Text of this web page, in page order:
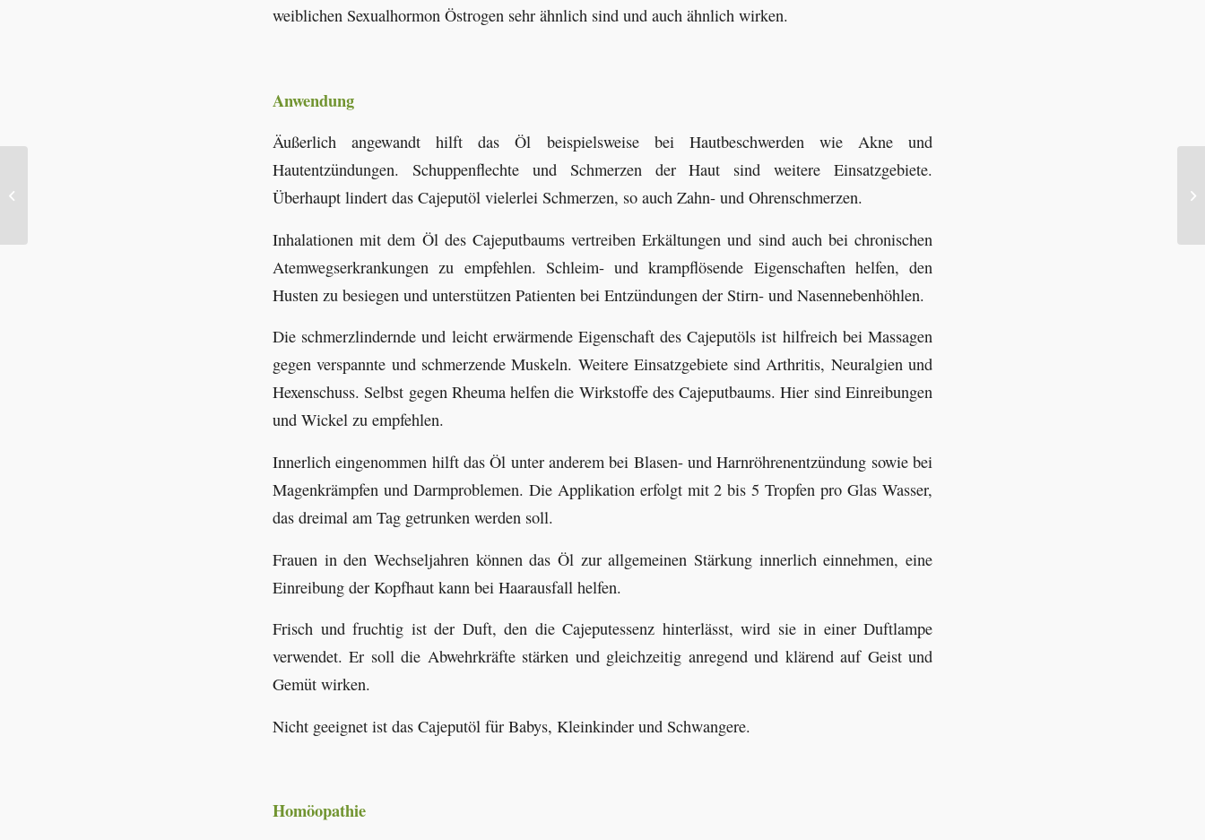
weiblichen Sexualhormon Östrogen sehr ähnlich sind und auch ähnlich wirken.
Anwendung
Äußerlich angewandt hilft das Öl beispielsweise bei Hautbeschwerden wie Akne und
Hautentzündungen. Schuppenflechte und Schmerzen der Haut sind weitere Einsatzgebiete.
Überhaupt lindert das Cajeputöl vielerlei Schmerzen, so auch Zahn- und Ohrenschmerzen.
Inhalationen mit dem Öl des Cajeputbaums vertreiben Erkältungen und sind auch bei chronischen
Atemwegserkrankungen zu empfehlen. Schleim- und krampflösende Eigenschaften helfen, den
Husten zu besiegen und unterstützen Patienten bei Entzündungen der Stirn- und Nasennebenhöhlen.
Die schmerzlindernde und leicht erwärmende Eigenschaft des Cajeputöls ist hilfreich bei Massagen
gegen verspannte und schmerzende Muskeln. Weitere Einsatzgebiete sind Arthritis, Neuralgien und
Hexenschuss. Selbst gegen Rheuma helfen die Wirkstoffe des Cajeputbaums. Hier sind Einreibungen
und Wickel zu empfehlen.
Innerlich eingenommen hilft das Öl unter anderem bei Blasen- und Harnröhrenentzündung sowie bei
Magenkrämpfen und Darmproblemen. Die Applikation erfolgt mit 2 bis 5 Tropfen pro Glas Wasser,
das dreimal am Tag getrunken werden soll.
Frauen in den Wechseljahren können das Öl zur allgemeinen Stärkung innerlich einnehmen, eine
Einreibung der Kopfhaut kann bei Haarausfall helfen.
Frisch und fruchtig ist der Duft, den die Cajeputessenz hinterlässt, wird sie in einer Duftlampe
verwendet. Er soll die Abwehrkräfte stärken und gleichzeitig anregend und klärend auf Geist und
Gemüt wirken.
Nicht geeignet ist das Cajeputöl für Babys, Kleinkinder und Schwangere.
Homöopathie